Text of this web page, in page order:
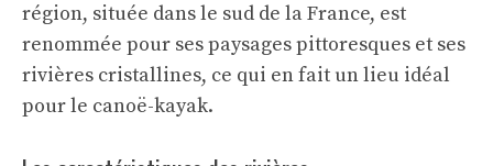
région, située dans le sud de la France, est
renommée pour ses paysages pittoresques et ses
rivières cristallines, ce qui en fait un lieu idéal
pour le canoë-kayak.